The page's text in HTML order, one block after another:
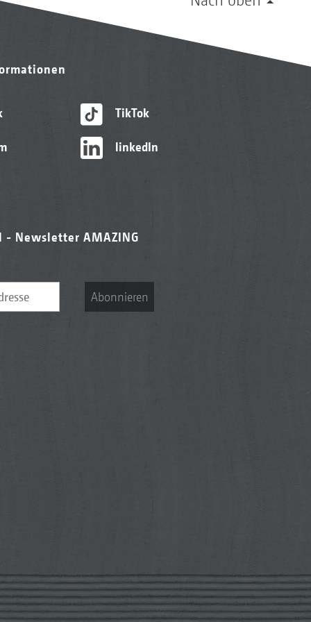
TikTok
linkedIn
Newsletter AMAZING
Abonnieren